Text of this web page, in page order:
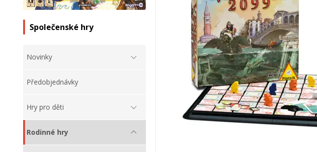
Společenské hry
Novinky
Předobjednávky
Hry pro děti
Rodinné hry